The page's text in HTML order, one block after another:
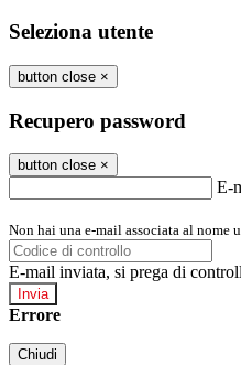
Seleziona utente
button close ×
Recupero password
button close ×
E-
Non hai una e-mail associata al nome
E-mail inviata, si prega di
Errore
Chiudi